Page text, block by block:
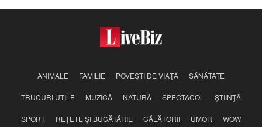
ANIMALE FAMILIE POVEŞTI DE VIAŢĂ SĂNĂTATE
TRUCURI UTILE MUZICĂ NATURĂ SPECTACOL ŞTIINŢĂ
SPORT REŢETE ŞI BUCĂTĂRIE CĂLĂTORII UMOR WOW